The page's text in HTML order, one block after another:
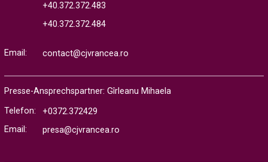
+40.372.372.483
+40.372.372.484
Email: contact@cjvrancea.ro
Presse-Ansprechspartner: Gîrleanu Mihaela
Telefon:
+0372.372429
Email:
presa@cjvrancea.ro